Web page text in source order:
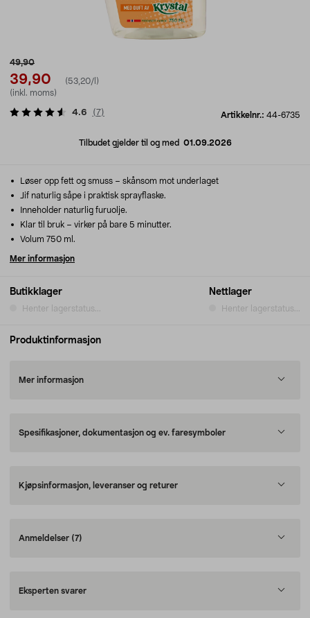
49,90
39,90
(53,20/l)
(inkl. moms)
Artikkelnr.: 44-6735
4.6 (7)
Tilbudet gjelder til og med 01.09.2026
Butikklager
Henter lagerstatus...
Nettlager
Henter lagerstatus...
Løser opp fett og smuss – skånsom mot underlaget
Jif naturlig såpe i praktisk sprayflaske.
Inneholder naturlig furuolje.
Klar til bruk – virker på bare 5 minutter.
Volum 750 ml.
Mer informasjon
Produktinformasjon
Mer informasjon
Spesifikasjoner, dokumentasjon og ev. faresymboler
Kjøpsinformasjon, leveranser og returer
Anmeldelser (7)
Eksperten svarer